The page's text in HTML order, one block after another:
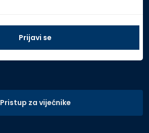
Pristup za vijećnike